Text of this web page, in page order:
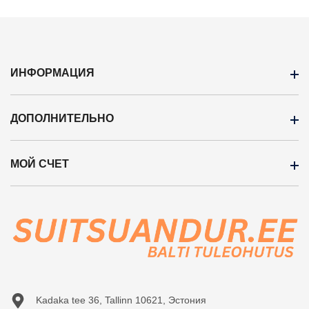
ИНФОРМАЦИЯ
Правила пользования
Hапоминание
Установка
Контакт
ДОПОЛНИТЕЛЬНО
Бренды
Кампания
Карта сайта
МОЙ СЧЕТ
История заказов
Kadaka tee 36, Tallinn 10621, Эстония